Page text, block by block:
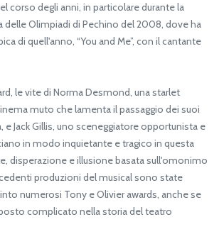
corso degli anni, in particolare durante la
delle Olimpiadi di Pechino del 2008, dove ha
di quell'anno, “You and Me”, con il cantante
le vite di Norma Desmond, una starlet
muto che lamenta il passaggio dei suoi
e Jack Gillis, uno sceneggiatore opportunista e
in modo inquietante e tragico in questa
disperazione e illusione basata sull'omonimo
produzioni del musical sono state
numerosi Tony e Olivier awards, anche se
complicato nella storia del teatro